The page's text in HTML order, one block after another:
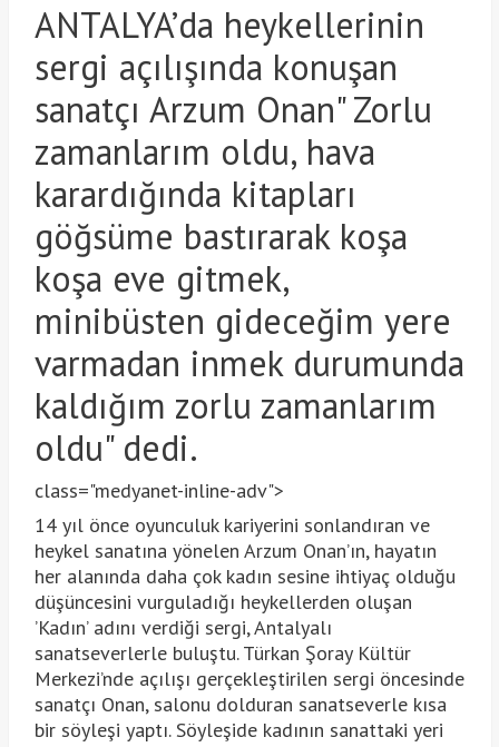
ANTALYA’da heykellerinin
sergi açılışında konuşan
sanatçı Arzum Onan" Zorlu
zamanlarım oldu, hava
karardığında kitapları
göğsüme bastırarak koşa
koşa eve gitmek,
minibüsten gideceğim yere
varmadan inmek durumunda
kaldığım zorlu zamanlarım
oldu" dedi.
class="medyanet-inline-adv">
14 yıl önce oyunculuk kariyerini sonlandıran ve
heykel sanatına yönelen Arzum Onan’ın, hayatın
her alanında daha çok kadın sesine ihtiyaç olduğu
düşüncesini vurguladığı heykellerden oluşan
’Kadın’ adını verdiği sergi, Antalyalı
sanatseverlerle buluştu. Türkan Şoray Kültür
Merkezi’nde açılışı gerçekleştirilen sergi öncesinde
sanatçı Onan, salonu dolduran sanatseverle kısa
bir söyleşi yaptı. Söyleşide kadının sanattaki yeri